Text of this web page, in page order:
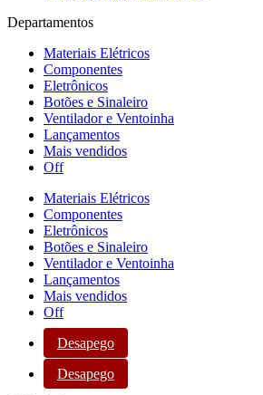
Departamentos
Materiais Elétricos
Componentes
Eletrônicos
Botões e Sinaleiro
Ventilador e Ventoinha
Lançamentos
Mais vendidos
Off
Materiais Elétricos
Componentes
Eletrônicos
Botões e Sinaleiro
Ventilador e Ventoinha
Lançamentos
Mais vendidos
Off
Desapego
Desapego